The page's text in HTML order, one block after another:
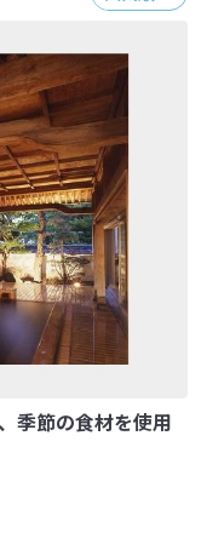
季節の食材を使用